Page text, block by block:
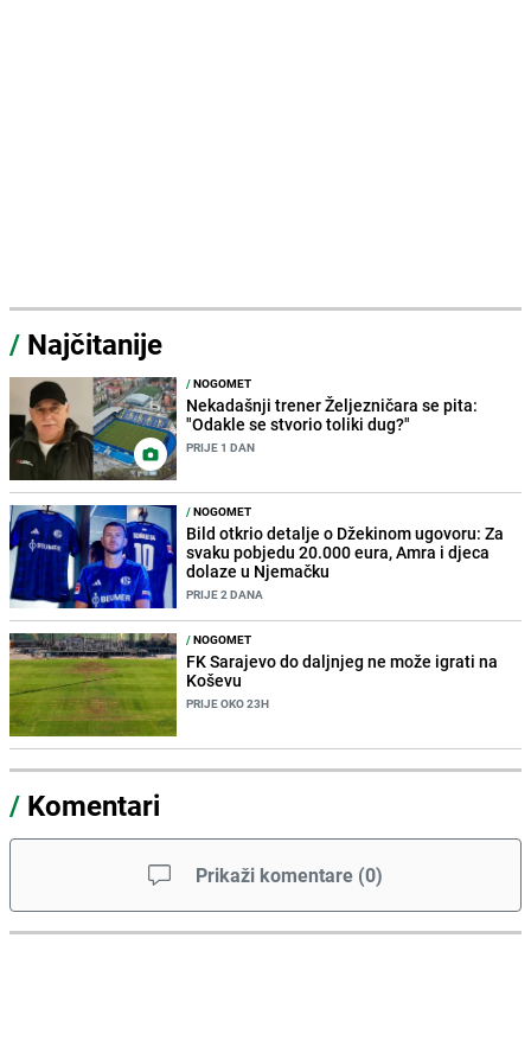
/ Najčitanije
/NOGOMET
Nekadašnji trener Željezničara se pita:
"Odakle se stvorio toliki dug?"
PRIJE 1 DAN
/NOGOMET
Bild otkrio detalje o Džekinom ugovoru: Za
svaku pobjedu 20.000 eura, Amra i djeca
dolaze u Njemačku
PRIJE 2 DANA
/NOGOMET
FK Sarajevo do daljnjeg ne može igrati na
Koševu
PRIJE OKO 23H
/ Komentari
Prikaži komentare (0)